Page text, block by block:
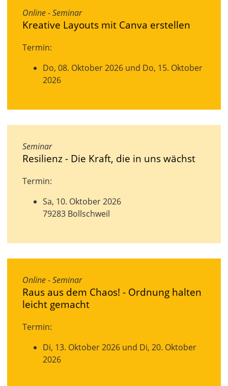
Online - Seminar
Kreative Layouts mit Canva erstellen
Termin:
Do, 08. Oktober 2026 und Do, 15. Oktober
2026
Seminar
Resilienz - Die Kraft, die in uns wächst
Termin:
Sa, 10. Oktober 2026
79283 Bollschweil
Online - Seminar
Raus aus dem Chaos! - Ordnung halten
leicht gemacht
Termin:
Di, 13. Oktober 2026 und Di, 20. Oktober
2026